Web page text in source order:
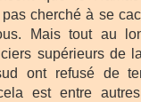
cherché à se
Mais tout au
supérieurs de
ont refusé de
est entre